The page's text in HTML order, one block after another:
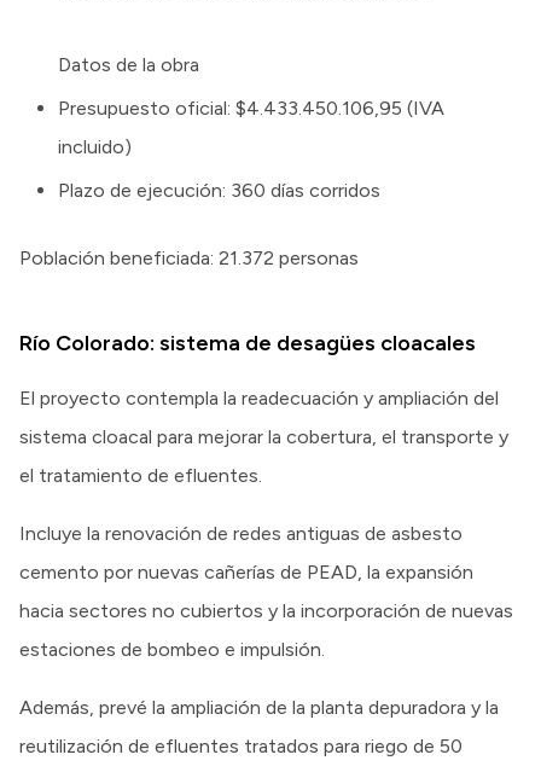
Datos de la obra
Presupuesto oficial: $4.433.450.106,95 (IVA
incluido)
Plazo de ejecución: 360 días corridos
Población beneficiada: 21.372 personas
Río Colorado: sistema de desagües cloacales
El proyecto contempla la readecuación y ampliación del
sistema cloacal para mejorar la cobertura, el transporte y
el tratamiento de efluentes.
Incluye la renovación de redes antiguas de asbesto
cemento por nuevas cañerías de PEAD, la expansión
hacia sectores no cubiertos y la incorporación de nuevas
estaciones de bombeo e impulsión.
Además, prevé la ampliación de la planta depuradora y la
reutilización de efluentes tratados para riego de 50